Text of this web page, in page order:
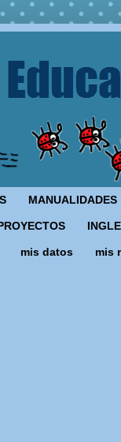
MANUALIDADES
mis datos mis